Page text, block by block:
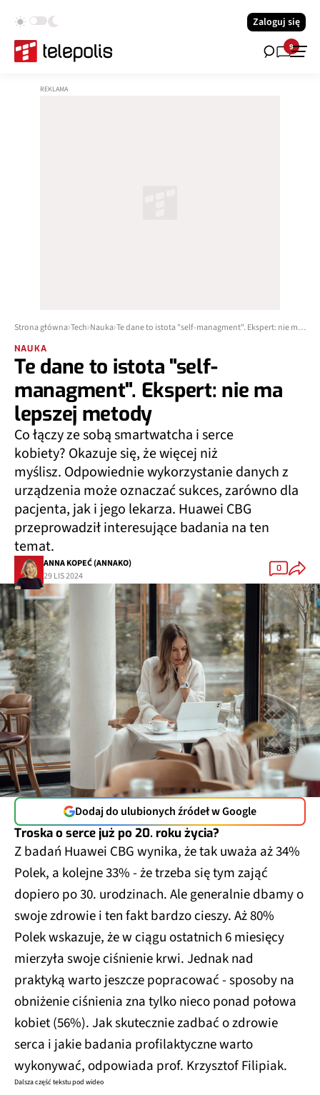
Zaloguj się
9
Strona główna Tech Nauka
NAUKA
Te dane to istota "self-
managment". Ekspert: nie ma
lepszej metody
Co łączy ze sobą smartwatcha i serce
kobiety? Okazuje się, że więcej niż
myślisz. Odpowiednie wykorzystanie danych z
urządzenia może oznaczać sukces, zarówno dla
pacjenta, jak i jego lekarza. Huawei CBG
przeprowadził interesujące badania na ten
temat.
ANNA KOPEĆ (ANNAKO)
29 LIS 2024
0
Dodaj do ulubionych źródeł w Google
Troska o serce już po 20. roku życia?
Z badań Huawei CBG wynika, że tak uważa aż 34%
Polek, a kolejne 33% - że trzeba się tym zająć
dopiero po 30. urodzinach. Ale generalnie dbamy o
swoje zdrowie i ten fakt bardzo cieszy. Aż 80%
Polek wskazuje, że w ciągu ostatnich 6 miesięcy
mierzyła swoje ciśnienie krwi. Jednak nad
praktyką warto jeszcze popracować - sposoby na
obniżenie ciśnienia zna tylko nieco ponad połowa
kobiet (56%). Jak skutecznie zadbać o zdrowie
serca i jakie badania profilaktyczne warto
wykonywać, odpowiada prof. Krzysztof Filipiak.
Dalsza część tekstu pod wideo